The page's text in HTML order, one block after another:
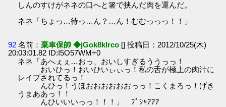
しんのすけがネネの口へと箸で挟んだ肉を運んだ。
ネネ「ちょっ…待っ…ん？…ん！むむっっっ！！」
92 名前：棄車保帥 ◆jGok8klrco [] 投稿日：2012/10/25(木)
20:03:01.82 ID:I5O57WM+0
ネネ「あへぇぇ…おっ、おいしすぎるううっっ！
おいひっ！おいひいぃぃっ！私の舌が極上の肉汁に
レイプされてるっ！
んひっ！うほおおおおおおっっ！こくまろっ！げき
うまああっ！！
んひいいいっっ！！！」 ﾌﾟｼｬｱｱｱ